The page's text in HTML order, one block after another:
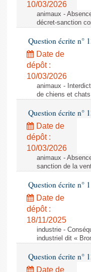
10/03/2026
animaux -
décret-sanction
Question écrite n°
Date de
dépôt :
10/03/2026
animaux -
de chiens et
Question écrite n°
Date de
dépôt :
10/03/2026
animaux -
sanction de la
Question écrite n°
Date de
dépôt :
18/11/2025
industrie -
industriel dit «
Question écrite n°
Date de